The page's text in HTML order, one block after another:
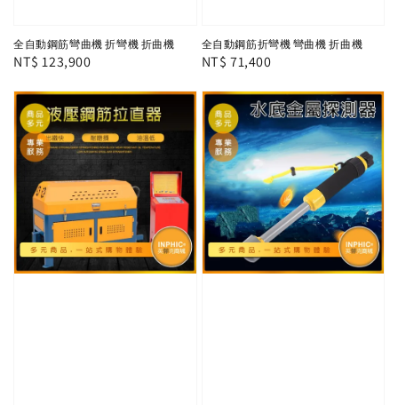
全自動鋼筋彎曲機 折彎機 折曲機
Regular
NT$ 123,900
全自動鋼筋折彎機 彎曲機 折曲機
Regular
NT$ 71,400